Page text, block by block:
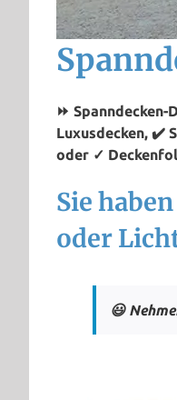
⏩
Luxusdecken, ✔️
oder ✓
Sie
oder
😃